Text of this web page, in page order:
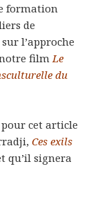
formation
de
l’approche
notre filmLe
du
cet article
Ces exils
qu’il signera